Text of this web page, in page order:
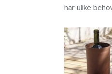
har ulike